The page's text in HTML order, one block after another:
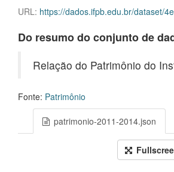
URL: https://dados.ifpb.edu.br/dataset/4edc20c5-bf7d-43a3-bb00-8669ddf1cc4d/resource/f96634e9-0616-45b1-
Do resumo do conjunto de
Relação do Patrimônio do
Fonte: Patrimônio
patrimonio-2011-2014.json